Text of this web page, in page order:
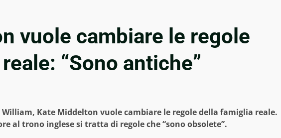
vuole cambiare le regole
“Sono antiche”
William, Kate Middelton vuole cambiare le regole della famiglia reale.
al trono inglese si tratta di regole che “sono obsolete”.